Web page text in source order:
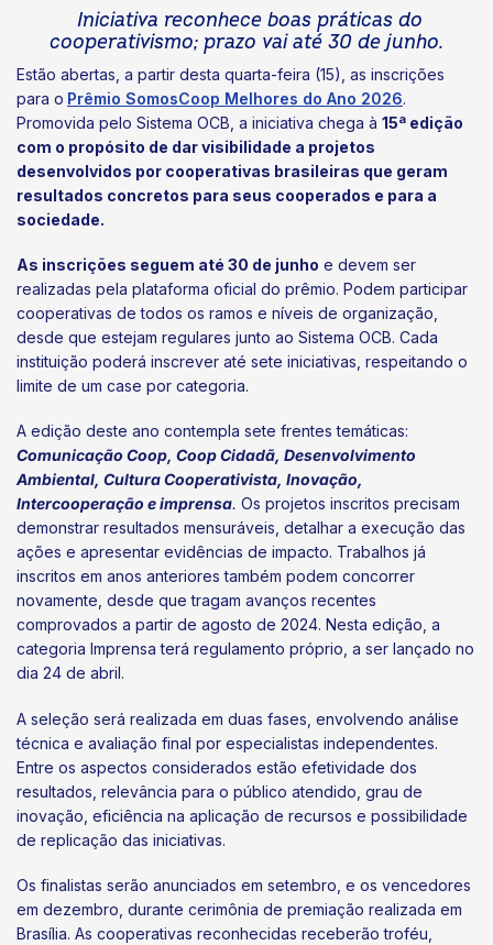
Iniciativa reconhece boas práticas do
cooperativismo; prazo vai até 30 de junho.
Estão abertas, a partir desta quarta-feira (15), as inscrições
para o Prêmio SomosCoop Melhores do Ano 2026.
Promovida pelo Sistema OCB, a iniciativa chega à 15ª edição
com o propósito de dar visibilidade a projetos
desenvolvidos por cooperativas brasileiras que geram
resultados concretos para seus cooperados e para a
sociedade.
As inscrições seguem até 30 de junho e devem ser
realizadas pela plataforma oficial do prêmio. Podem participar
cooperativas de todos os ramos e níveis de organização,
desde que estejam regulares junto ao Sistema OCB. Cada
instituição poderá inscrever até sete iniciativas, respeitando o
limite de um case por categoria.
A edição deste ano contempla sete frentes temáticas:
Comunicação Coop, Coop Cidadã, Desenvolvimento
Ambiental, Cultura Cooperativista, Inovação,
Intercooperação e imprensa. Os projetos inscritos precisam
demonstrar resultados mensuráveis, detalhar a execução das
ações e apresentar evidências de impacto. Trabalhos já
inscritos em anos anteriores também podem concorrer
novamente, desde que tragam avanços recentes
comprovados a partir de agosto de 2024. Nesta edição, a
categoria Imprensa terá regulamento próprio, a ser lançado no
dia 24 de abril.
A seleção será realizada em duas fases, envolvendo análise
técnica e avaliação final por especialistas independentes.
Entre os aspectos considerados estão efetividade dos
resultados, relevância para o público atendido, grau de
inovação, eficiência na aplicação de recursos e possibilidade
de replicação das iniciativas.
Os finalistas serão anunciados em setembro, e os vencedores
em dezembro, durante cerimônia de premiação realizada em
Brasília. As cooperativas reconhecidas receberão troféu,